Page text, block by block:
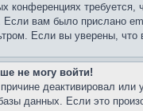
конференциях
Если вам было прислано
Если вы уверены,
не могу войти!
деактивировал
данных. Если это